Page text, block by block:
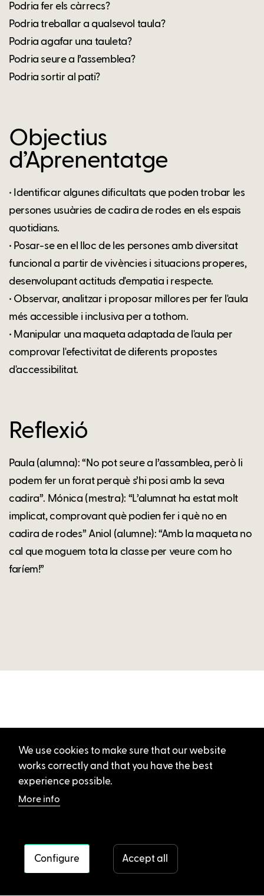
Podria fer els càrrecs?
Podria treballar a qualsevol taula?
Podria agafar una tauleta?
Podria seure a l’assemblea?
Podria sortir al pati?
Objectius
d’Aprenentatge
• Identificar algunes dificultats que poden trobar les
persones usuàries de cadira de rodes en els espais
quotidians.
• Posar-se en el lloc de les persones amb diversitat
funcional a partir de vivències i situacions properes,
desenvolupant actituds d'empatia i respecte.
• Observar, analitzar i proposar millores per fer l'aula
més accessible i inclusiva per a tothom.
• Manipular una maqueta adaptada de l'aula per
comprovar l'efectivitat de diferents propostes
d'accessibilitat.
Reflexió
Paula (alumna): “No pot seure a l’assamblea, però li
podem fer un forat perquè s’hi posi amb la seva
cadira”. Mónica (mestra): “L’alumnat ha estat molt
implicat, comprovant què podien fer i què no en
cadira de rodes” Aniol (alumne): “Amb la maqueta no
cal que moguem tota la classe per veure com ho
faríem!”
We use cookies to make sure that our website
works correctly and that you have the best
experience possible.
More info
Configure Accept all